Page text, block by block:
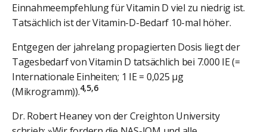
Einnahmeempfehlung für Vitamin D viel zu niedrig ist.
Tatsächlich ist der Vitamin-D-Bedarf 10-mal höher.
Entgegen der jahrelang propagierten Dosis liegt der
Tagesbedarf von Vitamin D tatsächlich bei 7.000 IE (=
Internationale Einheiten; 1 IE = 0,025 μg
(Mikrogramm)).4,5,6
Dr. Robert Heaney von der Creighton University